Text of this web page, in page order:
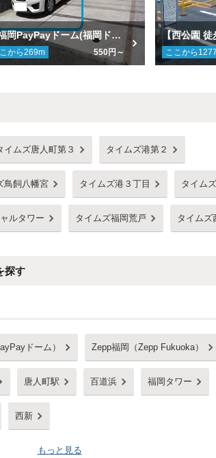
【福岡PayPayドーム(福岡ドーム)まで徒歩15分】福浜1-16-2駐車場
から269m 550円～ ここから 1277
イムズ唐人町第３ タイムズ港第２
鳥飼八幡宮 タイムズ港３丁目 タイム
ルタワー タイムズ福岡荒戸 タイムズ
探す
ドーム） Zepp福岡（Zepp Fukuoka）
唐人町駅 百道浜 福岡タワー
西新
もっと見る